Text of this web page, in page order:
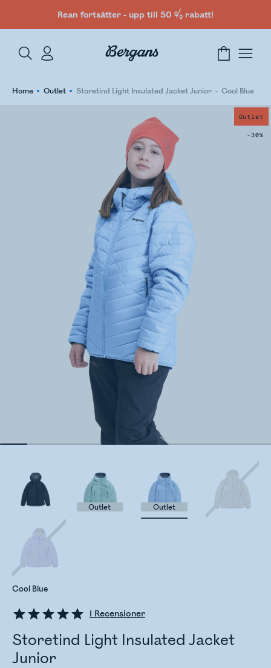
Rean fortsätter - upp till 50 % rabatt!
Home Outlet Storetind Light Insulated Jacket Junior Cool Blue
Outlet
-30%
1 Recensioner
Storetind Light Insulated Jacket
Junior
Cool Blue
Outlet Outlet